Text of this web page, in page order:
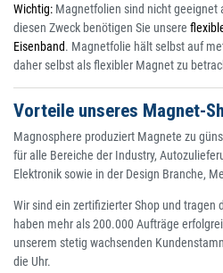
Wichtig: Magnetfolien sind nicht geeignet
diesen Zweck benötigen Sie unsere
Eisenband. Magnetfolie hält selbst auf
daher selbst als flexibler Magnet zu
Vorteile unseres Magnet-
Magnosphere produziert Magnete zu
für alle Bereiche der Industry,
Elektronik sowie in der Design Branche,
Wir sind ein zertifizierter Shop und tragen
haben mehr als 200.000 Aufträge
unserem stetig wachsenden
die Uhr.